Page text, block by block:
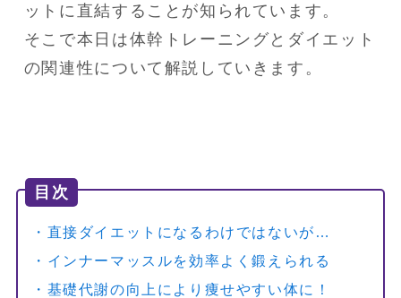
ットに直結することが知られています。
そこで本日は体幹トレーニングとダイエット
の関連性について解説していきます。
目次
・直接ダイエットになるわけではないが…
・インナーマッスルを効率よく鍛えられる
・基礎代謝の向上により痩せやすい体に！